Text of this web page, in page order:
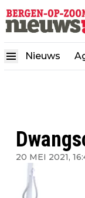
Nieuws
20 MEI 2021,